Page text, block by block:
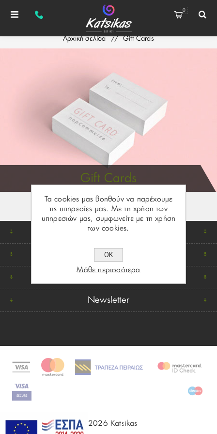
0
Αρχική σελίδα / Gift Cards
Gift Cards
Βρείτε μας
Πληροφορίες
Newsletter
© 2026 Katsikas
Τα cookies μας βοηθούν να παρέχουμε
τις υπηρεσίες μας. Με τη χρήση των
υπηρεσιών μας, συμφωνείτε με τη χρήση
των cookies.
ΟΚ
Μάθε περισσότερα